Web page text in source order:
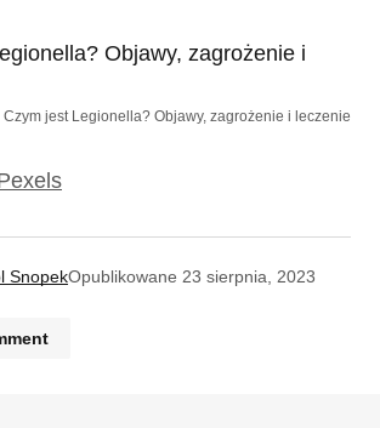
Czym jest Legionella? Objawy, zagrożenie i leczenie
SnopekOpublikowane 23 sierpnia, 2023